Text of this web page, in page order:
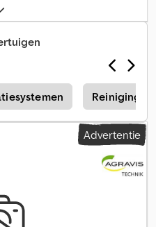
Crodpfjx A R A Eex Afwef
Advertentie